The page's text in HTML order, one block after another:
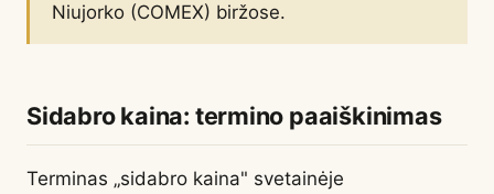
Niujorko (COMEX) biržose.
Sidabro kaina: termino paaiškinimas
Terminas „sidabro kaina" svetainėje